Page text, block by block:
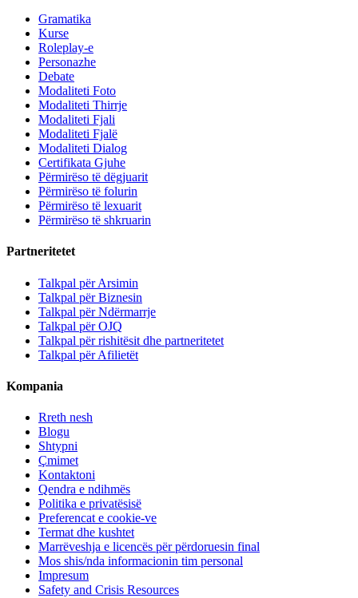
Gramatika
Kurse
Roleplay-e
Personazhe
Debate
Modaliteti Foto
Modaliteti Thirrje
Modaliteti Fjali
Modaliteti Fjalë
Modaliteti Dialog
Certifikata Gjuhe
Përmirëso të dëgjuarit
Përmirëso të folurin
Përmirëso të lexuarit
Përmirëso të shkruarin
Partneritetet
Talkpal për Arsimin
Talkpal për Biznesin
Talkpal për Ndërmarrje
Talkpal për OJQ
Talkpal për rishitësit dhe partneritetet
Talkpal për Afilietët
Kompania
Rreth nesh
Blogu
Shtypni
Çmimet
Kontaktoni
Qendra e ndihmës
Politika e privatësisë
Preferencat e cookie-ve
Termat dhe kushtet
Marrëveshja e licencës për përdoruesin final
Mos shis/nda informacionin tim personal
Impresum
Safety and Crisis Resources